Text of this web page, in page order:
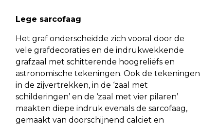
Lege sarcofaag
Het graf onderscheidde zich vooral door de
vele grafdecoraties en de indrukwekkende
grafzaal met schitterende hoogreliëfs en
astronomische tekeningen. Ook de tekeningen
in de zijvertrekken, in de ‘zaal met
schilderingen’ en de ‘zaal met vier pilaren’
maakten diepe indruk evenals de sarcofaag,
gemaakt van doorschijnend calciet en